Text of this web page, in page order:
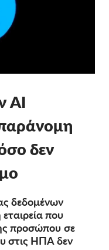
AI
δεν
δεδομένων
που
προσώπου σε
στις ΗΠΑ δεν